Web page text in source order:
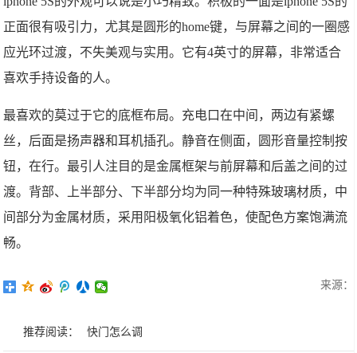
正面很有吸引力，尤其是圆形的home键，与屏幕之间的一圈感
应光环过渡，不失美观与实用。它有4英寸的屏幕，非常适合
喜欢手持设备的人。
最喜欢的莫过于它的底框布局。充电口在中间，两边有紧螺
丝，后面是扬声器和耳机插孔。静音在侧面，圆形音量控制按
钮，在行。最引人注目的是金属框架与前屏幕和后盖之间的过
渡。背部、上半部分、下半部分均为同一种特殊玻璃材质，中
间部分为金属材质，采用阳极氧化铝着色，使配色方案饱满流
畅。
来源：
推荐阅读： 快门怎么调